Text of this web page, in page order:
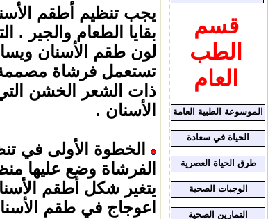
يجب تنظيم أطقم
بقايا الطعام والجير
لون طقم الأسنان
تستعمل فرشاة
ذات الشعر الخشن
الأسنان .
الخطوة الأولى في
الفرشاة وضع عليها
يتغير شكل أطقم
اعوجاج في طقم
قسم
الطب
العام
الموسوعة الطبية العامة
الحياة في سعادة
طرق الحياة العصرية
الوجبات الصحية
التمارين الصحية